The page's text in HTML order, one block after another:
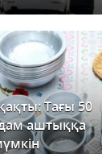
Тағы 50
аштыққа